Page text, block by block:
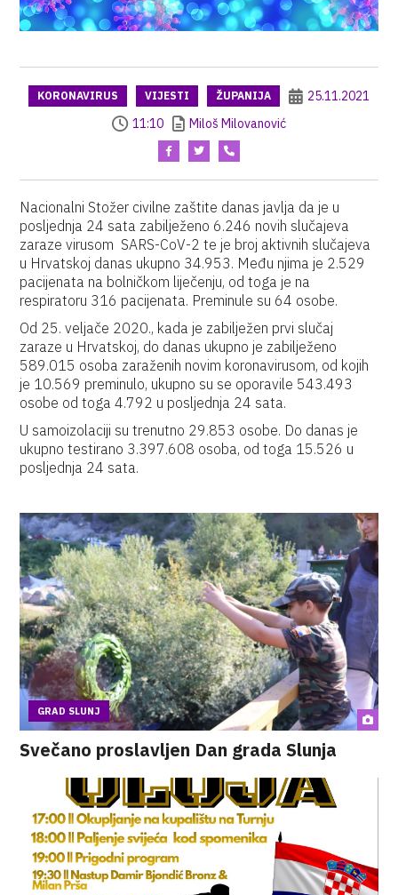
KORONAVIRUS VIJESTI ŽUPANIJA
25.11.2021
11:10
Miloš Milovanović
Nacionalni Stožer civilne zaštite danas javlja da je u
posljednja 24 sata zabilježeno 6.246 novih slučajeva
zaraze virusom SARS-CoV-2 te je broj aktivnih slučajeva
u Hrvatskoj danas ukupno 34.953. Među njima je 2.529
pacijenata na bolničkom liječenju, od toga je na
respiratoru 316 pacijenata. Preminule su 64 osobe.
Od 25. veljače 2020., kada je zabilježen prvi slučaj
zaraze u Hrvatskoj, do danas ukupno je zabilježeno
589.015 osoba zaraženih novim koronavirusom, od kojih
je 10.569 preminulo, ukupno su se oporavile 543.493
osobe od toga 4.792 u posljednja 24 sata.
U samoizolaciji su trenutno 29.853 osobe. Do danas je
ukupno testirano 3.397.608 osoba, od toga 15.526 u
posljednja 24 sata.
GRAD SLUNJ
Svečano proslavljen Dan grada Slunja